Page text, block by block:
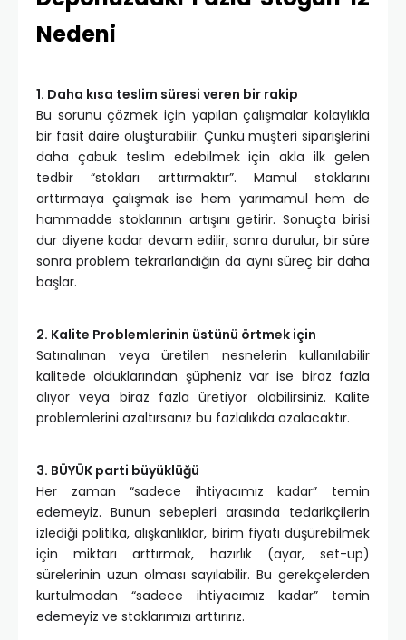
Nedeni
1. Daha kısa teslim süresi veren bir rakip
Bu sorunu çözmek için yapılan çalışmalar kolaylıkla
bir fasit daire oluşturabilir. Çünkü müşteri siparişlerini
daha çabuk teslim edebilmek için akla ilk gelen
tedbir “stokları arttırmaktır”. Mamul stoklarını
arttırmaya çalışmak ise hem yarımamul hem de
hammadde stoklarının artışını getirir. Sonuçta birisi
dur diyene kadar devam edilir, sonra durulur, bir süre
sonra problem tekrarlandığın da aynı süreç bir daha
başlar.
2. Kalite Problemlerinin üstünü örtmek için
Satınalınan veya üretilen nesnelerin kullanılabilir
kalitede olduklarından şüpheniz var ise biraz fazla
alıyor veya biraz fazla üretiyor olabilirsiniz. Kalite
problemlerini azaltırsanız bu fazlalıkda azalacaktır.
3. BÜYÜK parti büyüklüğü
Her zaman “sadece ihtiyacımız kadar” temin
edemeyiz. Bunun sebepleri arasında tedarikçilerin
izlediği politika, alışkanlıklar, birim fiyatı düşürebilmek
için miktarı arttırmak, hazırlık (ayar, set-up)
sürelerinin uzun olması sayılabilir. Bu gerekçelerden
kurtulmadan “sadece ihtiyacımız kadar” temin
edemeyiz ve stoklarımızı arttırırız.